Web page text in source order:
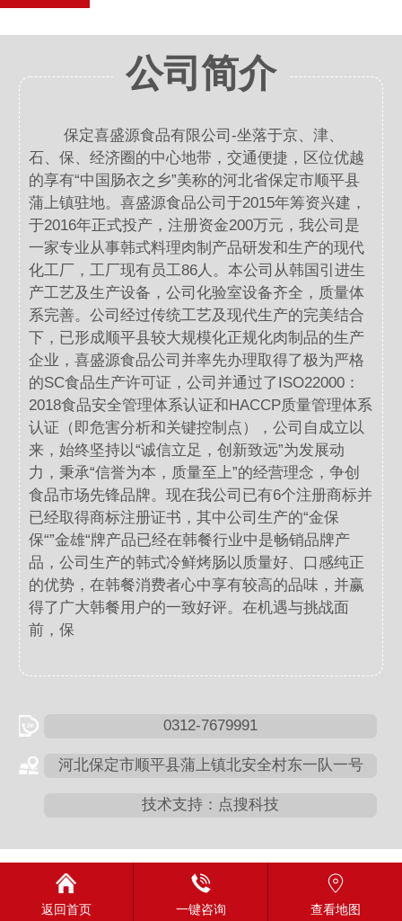
公司简介
保定喜盛源食品有限公司-坐落于京、津、
石、保、经济圈的中心地带，交通便捷，区位优越
的享有“中国肠衣之乡”美称的河北省保定市顺平县
蒲上镇驻地。喜盛源食品公司于2015年筹资兴建，
于2016年正式投产，注册资金200万元，我公司是
一家专业从事韩式料理肉制产品研发和生产的现代
化工厂，工厂现有员工86人。本公司从韩国引进生
产工艺及生产设备，公司化验室设备齐全，质量体
系完善。公司经过传统工艺及现代生产的完美结合
下，已形成顺平县较大规模化正规化肉制品的生产
企业，喜盛源食品公司并率先办理取得了极为严格
的SC食品生产许可证，公司并通过了ISO22000：
2018食品安全管理体系认证和HACCP质量管理体系
认证（即危害分析和关键控制点），公司自成立以
来，始终坚持以“诚信立足，创新致远”为发展动
力，秉承“信誉为本，质量至上”的经营理念，争创
食品市场先锋品牌。现在我公司已有6个注册商标并
已经取得商标注册证书，其中公司生产的“金保
保“”金雄“牌产品已经在韩餐行业中是畅销品牌产
品，公司生产的韩式冷鲜烤肠以质量好、口感纯正
的优势，在韩餐消费者心中享有较高的品味，并赢
得了广大韩餐用户的一致好评。在机遇与挑战面
前，保
0312-7679991
河北保定市顺平县蒲上镇北安全村东一队一号
技术支持：点搜科技
返回首页 一键咨询 查看地图